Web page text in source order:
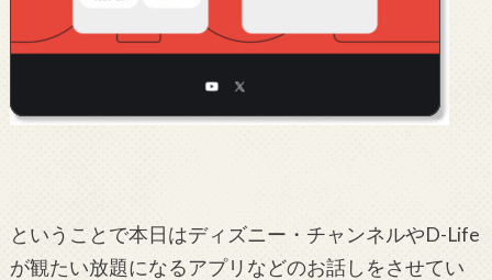
ということで本日はディズニー・チャンネルやD-Life
が観たい放題になるアプリなどのお話しをさせてい